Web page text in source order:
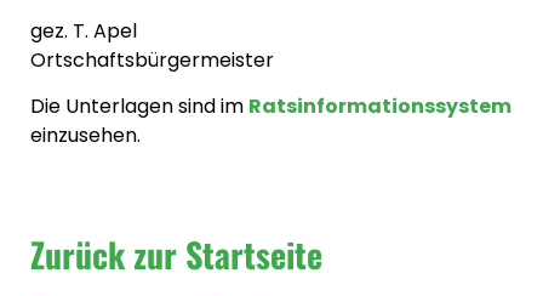
gez. T. Apel
Ortschaftsbürgermeister
Die Unterlagen sind im Ratsinformationssystem
einzusehen.
Zurück zur Startseite